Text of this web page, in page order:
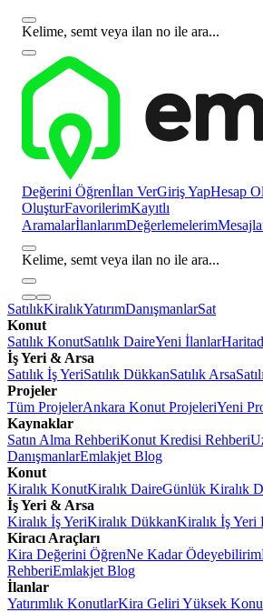
Kelime, semt veya ilan no ile ara...
Değerini Öğrenİlan VerGiriş YapHesap
OluşturFavorilerimKayıtlı
AramalarİlanlarımDeğerlemelerim
Kelime, semt veya ilan no ile ara...
SatılıkKiralıkYatırımDanışmanlarSat
Konut
Satılık KonutSatılık DaireYeni İlanlar
İş Yeri & Arsa
Satılık İş YeriSatılık DükkanSatılık Arsa
Projeler
Tüm ProjelerAnkara Konut ProjeleriYeni
Kaynaklar
Satın Alma RehberiKonut Kredisi Rehberi
DanışmanlarEmlakjet Blog
Konut
Kiralık KonutKiralık DaireGünlük Kiralık
İş Yeri & Arsa
Kiralık İş YeriKiralık DükkanKiralık İş Yeri
Kiracı Araçları
Kira Değerini ÖğrenNe Kadar Ödeyebilirim
RehberiEmlakjet Blog
İlanlar
Yatırımlık KonutlarKira Geliri Yüksek